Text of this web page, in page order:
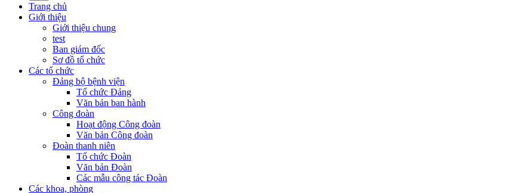
Trang chủ
Giới thiệu
Giới thiệu chung
test
Ban giám đốc
Sơ đồ tổ chức
Các tổ chức
Đảng bộ bệnh viện
Tổ chức Đảng
Văn bản ban hành
Công đoàn
Hoạt động Công đoàn
Văn bản Công đoàn
Đoàn thanh niên
Tổ chức Đoàn
Văn bản Đoàn
Các mẫu công tác Đoàn
Các khoa, phòng